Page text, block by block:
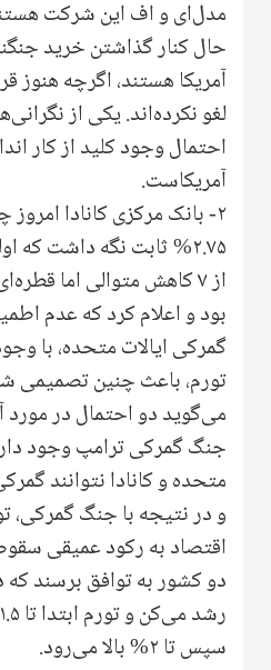
مدل‌ای و اف این شرکت
احتمال وجود کلید از کار
آمریکاست.
۲- بانک مرکزی کانادا امروز
۲.۷۵% ثابت نگه داشت
از ۷ کاهش متوالی اما
بود و اعلام کرد که عدم
گمرکی ایالات متحده، با
تورم، باعث چنین تصمیمی
می‌گوید دو احتمال در مورد
جنگ گمرکی ترامپ وجود
متحده و کانادا نتوانند
و در نتیجه با جنگ گمرکی،
اقتصاد به رکود عمیقی
دو کشور به توافق برسند
سپس تا ۲% بالا می‌رود.